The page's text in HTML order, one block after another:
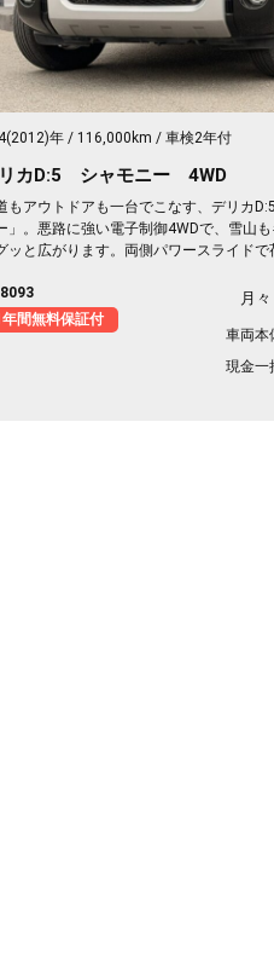
年 116,000km 車検2年付
カD:5 シャモニー 4WD
もアウトドアも一台でこなす、デリカ
」。悪路に強い電子制御4WDで、雪山
ッと広がります。両側パワースライドで
車内が退屈しません。ブラックボディ
台で、週末の遠出が待ち遠しくなります
る相棒に💫🏔️🚗✌️《1年保証付》
年間無料保証付
月々
車両本
現金一